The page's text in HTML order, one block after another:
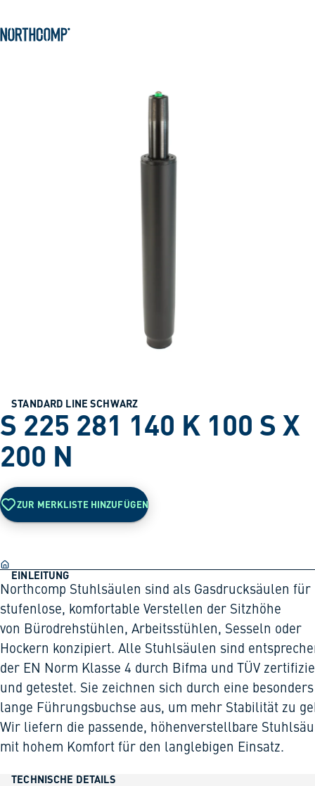
Zur Navigation springen
STANDARD LINE SCHWARZ
S 225 281 140 K 100 S X
200 N
ZUR MERKLISTE HINZUFÜGEN
EINLEITUNG
Northcomp Stuhlsäulen sind als Gasdrucksäulen für
stufenlose, komfortable Verstellen der Sitzhöhe
von Bürodrehstühlen, Arbeitsstühlen, Sesseln oder
Hockern konzipiert. Alle Stuhlsäulen sind
der EN Norm Klasse 4 durch Bifma und TÜV
und getestet. Sie zeichnen sich durch eine besonders
lange Führungsbuchse aus, um mehr Stabilität zu
Wir liefern die passende, höhenverstellbare
mit hohem Komfort für den langlebigen Einsatz.
TECHNISCHE DETAILS